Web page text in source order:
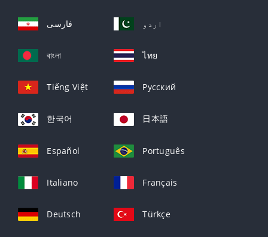
فارسی اردو
বাংলা ไทย
Tiếng Việt Русский
한국어 日本語
Español Português
Italiano Français
Deutsch Türkçe